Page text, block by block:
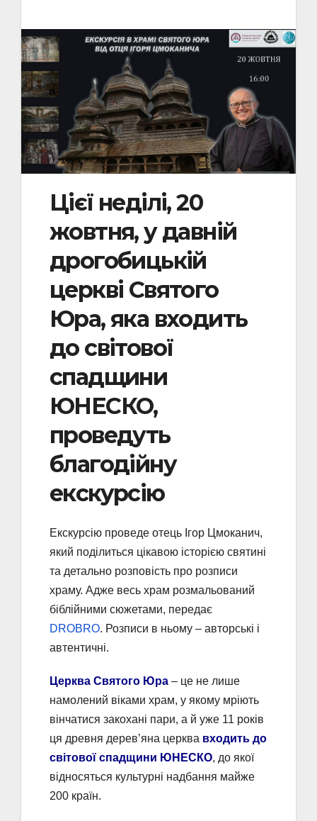
Цієї неділі, 20
жовтня, у давній
дрогобицькій
церкві Святого
Юра, яка входить
до світової
спадщини
ЮНЕСКО,
проведуть
благодійну
екскурсію
Екскурсію проведе отець Ігор Цмоканич,
який поділиться цікавою історією святині
та детально розповість про розписи
храму. Адже весь храм розмальований
біблійними сюжетами, передає
DROBRO. Розписи в ньому – авторські і
автентичні.
Церква Святого Юра – це не лише
намолений віками храм, у якому мріють
вінчатися закохані пари, а й уже 11 років
ця древня деревʼяна церква входить до
світової спадщини ЮНЕСКО, до якої
відносяться культурні надбання майже
200 країн.